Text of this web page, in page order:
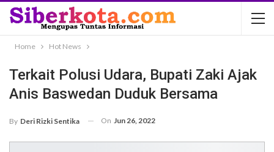
Home Hot News
Terkait Polusi Udara, Bupati Zaki Ajak
Anis Baswedan Duduk Bersama
By Deri Rizki Sentika On Jun 26, 2022